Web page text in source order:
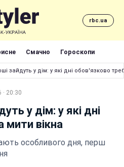
rbc.ua
Смачно Гороскопи
зайдуть у дім: у які дні обов'язково
· 20:30
у дім: у які дні
мити вікна
особливого дня, перш